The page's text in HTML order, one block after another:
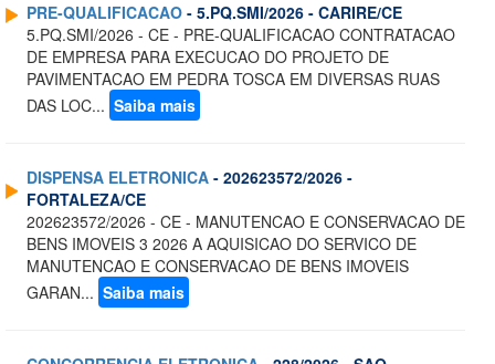
PRE-QUALIFICACAO - 5.PQ.SMI/2026 - CARIRE/CE
5.PQ.SMI/2026 - CE - PRE-QUALIFICACAO CONTRATACAO
DE EMPRESA PARA EXECUCAO DO PROJETO DE
PAVIMENTACAO EM PEDRA TOSCA EM DIVERSAS RUAS
DAS LOC... Saiba mais
DISPENSA ELETRONICA - 202623572/2026 -
FORTALEZA/CE
202623572/2026 - CE - MANUTENCAO E CONSERVACAO DE
BENS IMOVEIS 3 2026 A AQUISICAO DO SERVICO DE
MANUTENCAO E CONSERVACAO DE BENS IMOVEIS
GARAN... Saiba mais